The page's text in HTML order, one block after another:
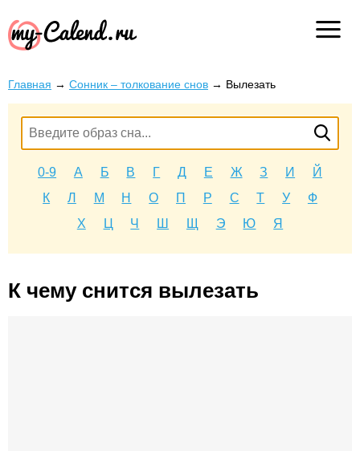
Главная → Сонник – толкование снов → Вылезать
0-9 А Б В Г Д Е Ж З И
Й
К
Л М Н О П Р С Т У
Ф
Х
Ц Ч Ш Щ Э Ю Я
К чему снится вылезать